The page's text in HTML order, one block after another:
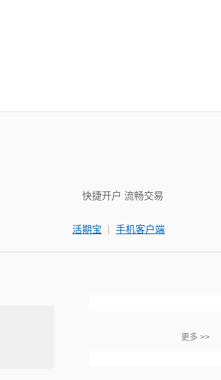
快捷开户 流畅交易
活期宝 | 手机客户端
更多 >>